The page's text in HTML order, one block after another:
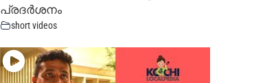
പ്രദർശനം
short videos